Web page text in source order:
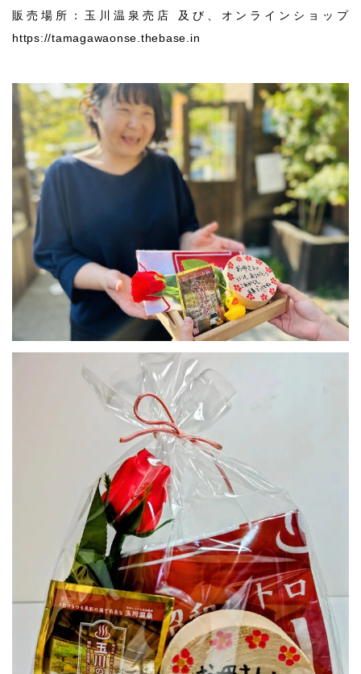
販売場所：玉川温泉売店 及び、オンラインショップ
https://tamagawaonse.thebase.in